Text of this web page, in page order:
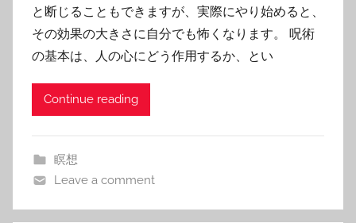
と断じることもできますが、実際にやり始めると、
その効果の大きさに自分でも怖くなります。 呪術
の基本は、人の心にどう作用するか、とい
Continue reading
瞑想
Leave a comment